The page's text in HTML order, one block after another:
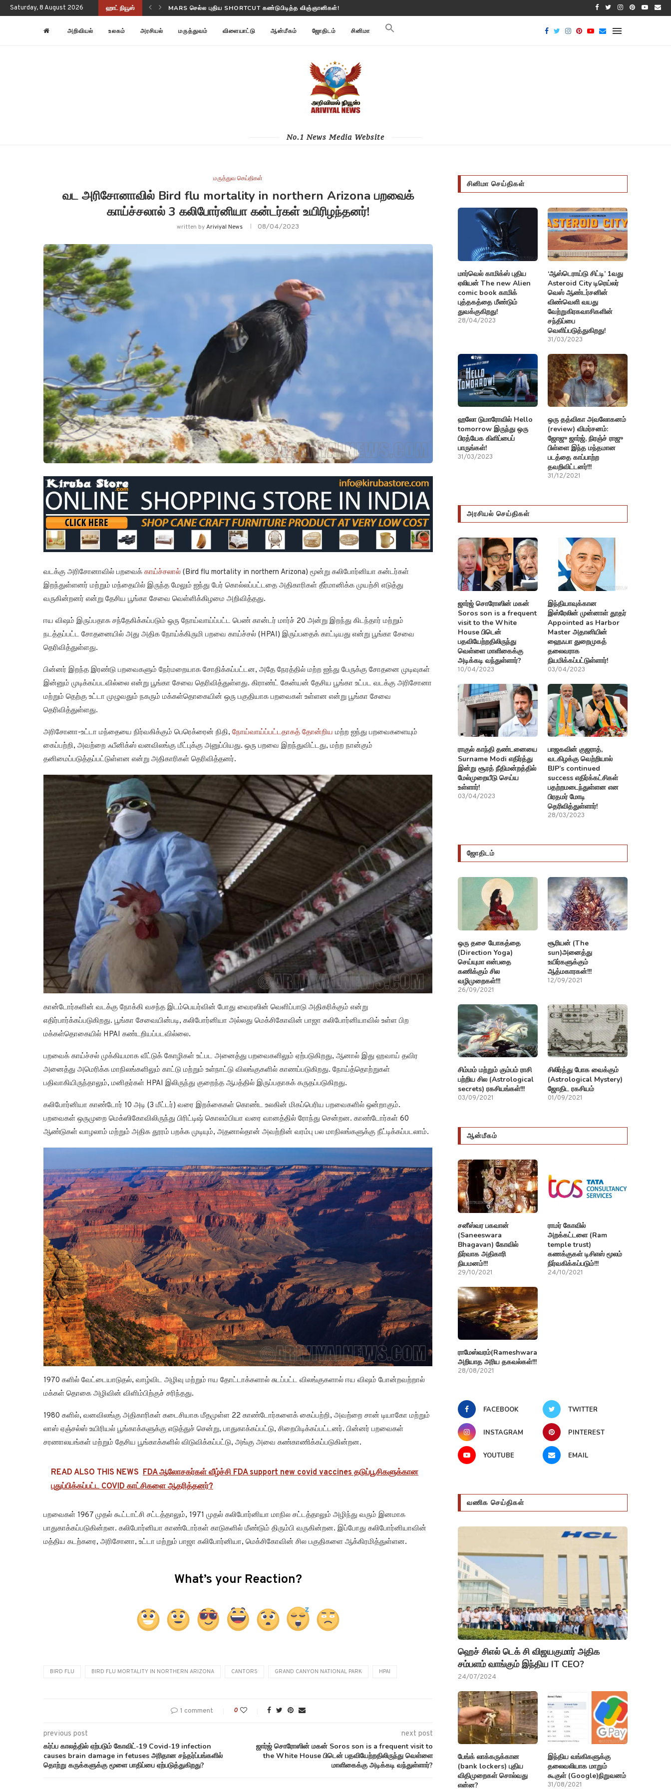
Saturday, 8 August 2026 ஹாட் நியூஸ் NASA-ISRO NISAR பூமி மாற்றங்களை கண்காணிக்கிறது
அறிவியல் உலகம் அரசியல் மருத்துவம் விளையாட்டு ஆன்மீகம் ஜோதிடம் சினிமா
No.1 News Media Website
மருத்துவ செய்திகள்
வட அரிசோனாவில் Bird flu mortality in northern Arizona பறவைக்
காய்ச்சலால் 3 கலிபோர்னியா கன்டர்கள் உயிரிழந்தனர்!
written byAriviyal News 08/04/2023
வடக்கு அரிசோனாவில் பறவைக் காய்ச்சலால் (Bird flu mortality in northern Arizona) மூன்று கலிபோர்னியா கன்டர்கள்
இறந்துள்ளனர் மற்றும் மந்தையில் இருந்த மேலும் ஐந்து பேர் கொல்லப்பட்டதை அதிகாரிகள் தீர்மானிக்க முயற்சி எடுத்து
வருகின்றனர் என்று தேசிய பூங்கா சேவை வெள்ளிக்கிழமை அறிவித்தது.
ஈய விஷம் இருப்பதாக சந்தேகிக்கப்படும் ஒரு நோய்வாய்ப்பட்ட பெண் கான்டர் மார்ச் 20 அன்று இறந்து கிடந்தார் மற்றும்
நடத்தப்பட்ட சோதனையில் அது அதிக நோய்க்கிருமி பறவை காய்ச்சல் (HPAI) இருப்பதைக் காட்டியது என்று பூங்கா சேவை
தெரிவித்துள்ளது.
பின்னர் இறந்த இரண்டு பறவைகளும் நேர்மறையாக சோதிக்கப்பட்டன, அதே நேரத்தில் மற்ற ஐந்து பேருக்கு சோதனை முடிவுகள்
இன்னும் முடிக்கப்படவில்லை என்று பூங்கா சேவை தெரிவித்துள்ளது. கிராண்ட் கேன்யன் தேசிய பூங்கா உட்பட வடக்கு அரிசோனா
மற்றும் தெற்கு உட்டா முழுவதும் நகரும் மக்கள்தொகையின் ஒரு பகுதியாக பறவைகள் உள்ளன என்று பூங்கா சேவை
தெரிவித்துள்ளது.
அரிசோனா-உட்டா மந்தையை நிர்வகிக்கும் பெரெக்ரைன் நிதி, நோய்வாய்ப்பட்டதாகத் தோன்றிய மற்ற ஐந்து பறவைகளையும்
கைப்பற்றி, அவற்றை ஃபீனிக்ஸ் வனவிலங்கு மீட்புக்கு அனுப்பியது. ஒரு பறவை இறந்துவிட்டது, மற்ற நான்கும்
தனிமைப்படுத்தப்பட்டுள்ளன என்று அதிகாரிகள் தெரிவித்தனர்.
கான்டோர்களின் வடக்கு நோக்கி வசந்த இடம்பெயர்வின் போது வைரஸின் வெளிப்பாடு அதிகரிக்கும் என்று
எதிர்பார்க்கப்படுகிறது. பூங்கா சேவையின்படி, கலிபோர்னியா அல்லது மெக்சிகோவின் பாஜா கலிபோர்னியாவில் உள்ள பிற
மக்கள்தொகையில் HPAI கண்டறியப்படவில்லை.
பறவைக் காய்ச்சல் முக்கியமாக வீட்டுக் கோழிகள் உட்பட அனைத்து பறவைகளிலும் ஏற்படுகிறது, ஆனால் இது ஹவாய் தவிர
அனைத்து அமெரிக்க மாநிலங்களிலும் காட்டு மற்றும் உள்நாட்டு விலங்குகளில் காணப்படுகிறது. நோய்த்தொற்றுகள்
பதிவாகியிருந்தாலும், மனிதர்கள் HPAI இலிருந்து குறைந்த ஆபத்தில் இருப்பதாகக் கருதப்படுகிறது.
கலிபோர்னியா காண்டோர் 10 அடி (3 மீட்டர்) வரை இறக்கைகள் கொண்ட உலகின் மிகப்பெரிய பறவைகளில் ஒன்றாகும்.
பறவைகள் ஒருமுறை மெக்ஸிகோவிலிருந்து பிரிட்டிஷ் கொலம்பியா வரை வானத்தில் ரோந்து சென்றன. காண்டோர்கள் 60
ஆண்டுகள் வாழலாம் மற்றும் அதிக தூரம் பறக்க முடியும், அதனால்தான் அவற்றின் வரம்பு பல மாநிலங்களுக்கு நீட்டிக்கப்படலாம்.
1970 களில் வேட்டையாடுதல், வாழ்விட அழிவு மற்றும் ஈய தோட்டாக்களால் சுடப்பட்ட விலங்குகளால் ஈய விஷம் போன்றவற்றால்
மக்கள் தொகை அழிவின் விளிம்பிற்குச் சரிந்தது.
1980 களில், வனவிலங்கு அதிகாரிகள் கடைசியாக மீதமுள்ள 22 காண்டோர்களைக் கைப்பற்றி, அவற்றை சான் டியாகோ மற்றும்
லாஸ் ஏஞ்சல்ஸ் உயிரியல் பூங்காக்களுக்கு எடுத்துச் சென்று, பாதுகாக்கப்பட்டு, சிறைபிடிக்கப்பட்டனர். பின்னர் பறவைகள்
சரணாலயங்கள் மற்றும் தேசிய பூங்காக்களில் விடுவிக்கப்பட்டு, அங்கு அவை கண்காணிக்கப்படுகின்றன.
READ ALSO THIS NEWS FDA ஆலோசகர்கள் வீழ்ச்சி FDA support new covid vaccines தடுப்பூசிகளுக்கான
புதுப்பிக்கப்பட்ட COVID காட்சிகளை ஆதரித்தனர்?
பறவைகள் 1967 முதல் கூட்டாட்சி சட்டத்தாலும், 1971 முதல் கலிபோர்னியா மாநில சட்டத்தாலும் அழிந்து வரும் இனமாக
பாதுகாக்கப்படுகின்றன. கலிபோர்னியா காண்டோர்கள் காடுகளில் மீண்டும் திரும்பி வருகின்றன. இப்போது கலிபோர்னியாவின்
மத்திய கடற்கரை, அரிசோனா, உட்டா மற்றும் பாஜா கலிபோர்னியா, மெக்சிகோவின் சில பகுதிகளை ஆக்கிரமித்துள்ளன.
What’s your Reaction?
BIRD FLU BIRD FLU MORTALITY IN NORTHERN ARIZONA CANTORS GRAND CANYON NATIONAL PARK HPAI
1 comment 0
previous post
கர்ப்ப காலத்தில் ஏற்படும் கோவிட்-19 Covid-19 infection
causes brain damage in fetuses அரிதான சந்தர்ப்பங்களில்
தொற்று கருக்களுக்கு மூளை பாதிப்பை ஏற்படுத்துகிறது?
next post
ஜார்ஜ் சொரோஸின் மகன் Soros son is a frequent visit to
the White House பிடென் பதவியேற்றதிலிருந்து வெள்ளை
மாளிகைக்கு அடிக்கடி வந்துள்ளார்?
சினிமா செய்திகள்
மார்வெல் காமிக்ஸ் புதிய
ஏலியன் The new Alien
comic book காமிக்
புத்தகத்தை மீண்டும்
துவக்குகிறது!
28/04/2023
‘ஆஸ்டெராய்டு சிட்டி’ 1வது
Asteroid City டிரெய்லர்
வெஸ் ஆண்டர்சனின்
விண்வெளி வயது
வேற்றுகிரகவாசிகளின்
சந்திப்பை
வெளிப்படுத்துகிறது!
31/03/2023
ஹலோ டுமாரோவில் Hello
tomorrow இருந்து ஒரு
பிரத்யேக கிளிப்பைப்
பாருங்கள்!
31/03/2023
ஒரு தத்விகா அவலோகனம்
(review) விமர்சனம்:
ஜோஜு ஜார்ஜ், நிரஞ்ச் ராஜு
பிள்ளை இந்த மந்தமான
படத்தை காப்பாற்ற
தவறிவிட்டனர்!!!
31/12/2021
அரசியல் செய்திகள்
ஜார்ஜ் சொரோஸின் மகன்
Soros son is a frequent
visit to the White
House பிடென்
பதவியேற்றதிலிருந்து
வெள்ளை மாளிகைக்கு
அடிக்கடி வந்துள்ளார்?
10/04/2023
இந்தியாவுக்கான
இஸ்ரேலின் முன்னாள் தூதர்
Appointed as Harbor
Master அதானியின்
ஹைஃபா துறைமுகத்
தலைவராக
நியமிக்கப்பட்டுள்ளார்!
03/04/2023
ராகுல் காந்தி தண்டனையை
Surname Modi எதிர்த்து
இன்று சூரத் நீதிமன்றத்தில்
மேல்முறையீடு செய்ய
உள்ளார்!
03/04/2023
பாஜகவின் குஜராத்,
வடகிழக்கு வெற்றியால்
BJP’s continued
success எதிர்க்கட்சிகள்
பதற்றமடைந்துள்ளன என
பிரதமர் மோடி
தெரிவித்துள்ளார்!
28/03/2023
ஜோதிடம்
ஒரு தசை யோகத்தை
(Direction Yoga)
செய்யுமா என்பதை
கணிக்கும் சில
வழிமுறைகள்!!!
26/09/2021
சூரியன் (The
sun)அனைத்து
உயிர்களுக்கும்
ஆத்மகாரகன்!!!
12/09/2021
சிம்மம் மற்றும் கும்பம் ராசி
பற்றிய சில (Astrological
secrets) ரகசியங்கள்!!!
03/09/2021
சிலிர்த்து போக வைக்கும்
(Astrological Mystery)
ஜோதிட ரகசியம்
01/09/2021
ஆன்மீகம்
சனீஸ்வர பகவான்
(Saneeswara
Bhagavan) கோவில்
நிர்வாக அதிகாரி
நியமனம்!!!
29/10/2021
ராமர் கோவில்
அறக்கட்டளை (Ram
temple trust)
கணக்குகள் டிசிஎஸ் மூலம்
நிர்வகிக்கப்படும்!!!
24/10/2021
ராமேஸ்வரம்(Rameshwaram)பற்றி
அறியாத அரிய தகவல்கள்!!!
28/08/2021
FACEBOOK TWITTER
INSTAGRAM PINTEREST
YOUTUBE EMAIL
வணிக செய்திகள்
ஹெச் சிஎல் டெக் சி விஜயகுமார் அதிக
சம்பளம் வாங்கும் இந்திய IT CEO?
24/07/2024
பேங்க் லாக்கருக்கான
(bank lockers) புதிய
விதிமுறைகள் சொல்வது
என்ன?
இந்திய வங்கிகளுக்கு
தலைவலியாக மாறும்
கூகுள் (Google)நிறுவனம்
31/08/2021